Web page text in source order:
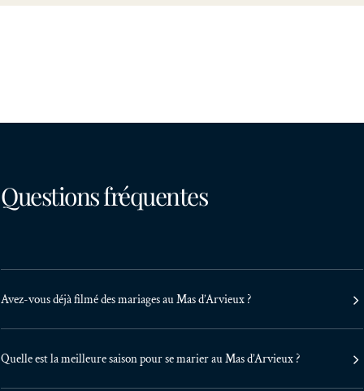
Questions fréquentes
Avez-vous déjà filmé des mariages au Mas d’Arvieux ?
Quelle est la meilleure saison pour se marier au Mas d’Arvieux ?